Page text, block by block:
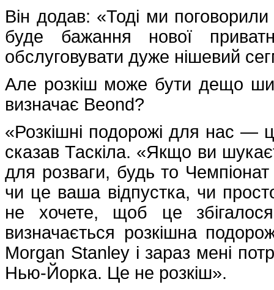
Він додав: «Тоді ми
буде бажання нової
обслуговувати дуже нішевий
Але розкіш може бути дещо
визначає Beond?
«Розкішні подорожі для нас
сказав Таскіла. «Якщо ви
для розваги, будь то
чи це ваша відпустка, чи
не хочете, щоб це
визначається розкішна
Morgan Stanley і зараз мені
Нью-Йорка. Це не розкіш».